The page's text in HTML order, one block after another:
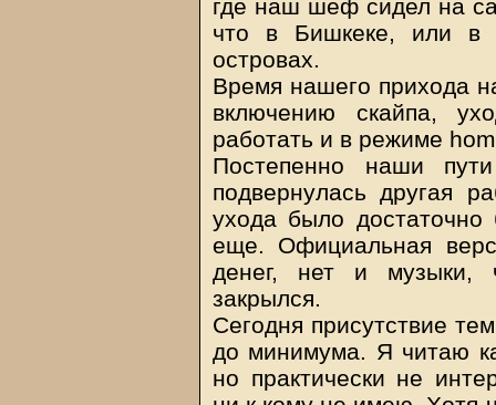
где наш шеф сидел на
что в Бишкеке, или в
островах.
Время нашего прихода
включению скайпа,
работать и в режиме
Постепенно наши
подвернулась другая
ухода было
еще. Официальная
денег, нет и музыки,
закрылся.
Сегодня присутствие
до минимума. Я читаю
но практически не